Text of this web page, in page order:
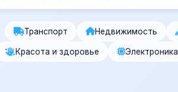
Транспорт Недвижимость
Красота и здоровье Электроника